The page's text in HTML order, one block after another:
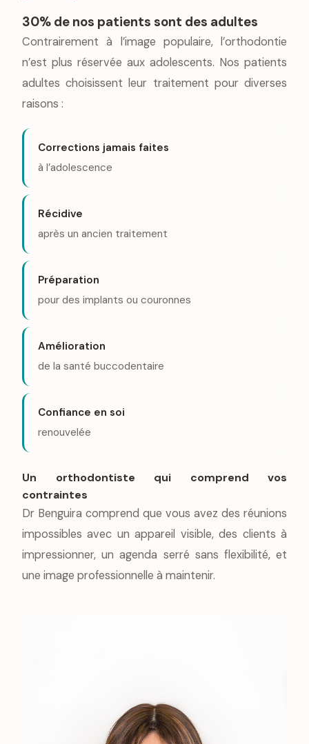
30% de nos patients sont des adultes
Contrairement à l’image populaire, l’orthodontie
n’est plus réservée aux adolescents. Nos patients
adultes choisissent leur traitement pour diverses
raisons :
Corrections jamais faites
à l’adolescence
Récidive
après un ancien traitement
Préparation
pour des implants ou couronnes
Amélioration
de la santé buccodentaire
Confiance en soi
renouvelée
Un orthodontiste qui comprend vos
contraintes
Dr Benguira comprend que vous avez des réunions
impossibles avec un appareil visible, des clients à
impressionner, un agenda serré sans flexibilité, et
une image professionnelle à maintenir.